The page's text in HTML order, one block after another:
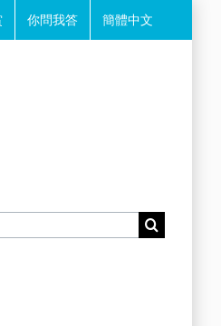
你問我答 簡體中文